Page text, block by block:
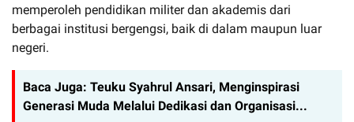
memperoleh pendidikan militer dan akademis dari
berbagai institusi bergengsi, baik di dalam maupun luar
negeri.
Baca Juga: Teuku Syahrul Ansari, Menginspirasi
Generasi Muda Melalui Dedikasi dan Organisasi...